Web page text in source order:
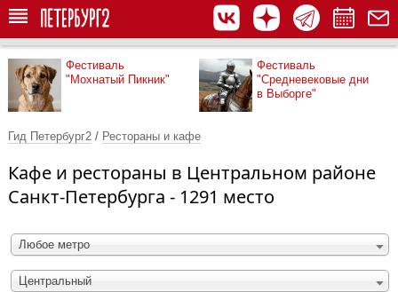
Фестиваль
"Мохнатый Пикник"
Фестиваль
"Средневековые дни
в Выборге"
Гид Петербург2 / Рестораны и кафе
Кафе и рестораны в Центральном районе
Санкт-Петербурга - 1291 место
Любое метро
Центральный